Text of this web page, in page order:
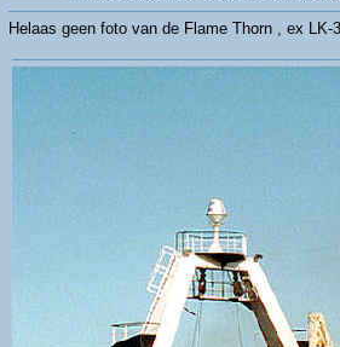
Helaas geen foto van de Flame Thorn , ex LK-